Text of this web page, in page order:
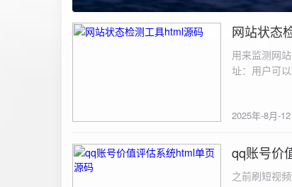
2025-8-12
网站状态
用来监测网
址：用户可
同时也会从
测功能： 设
停止监测：
隔时间循环
2025年-8月-12
2025-7-2
qq账号价
之前刷短视